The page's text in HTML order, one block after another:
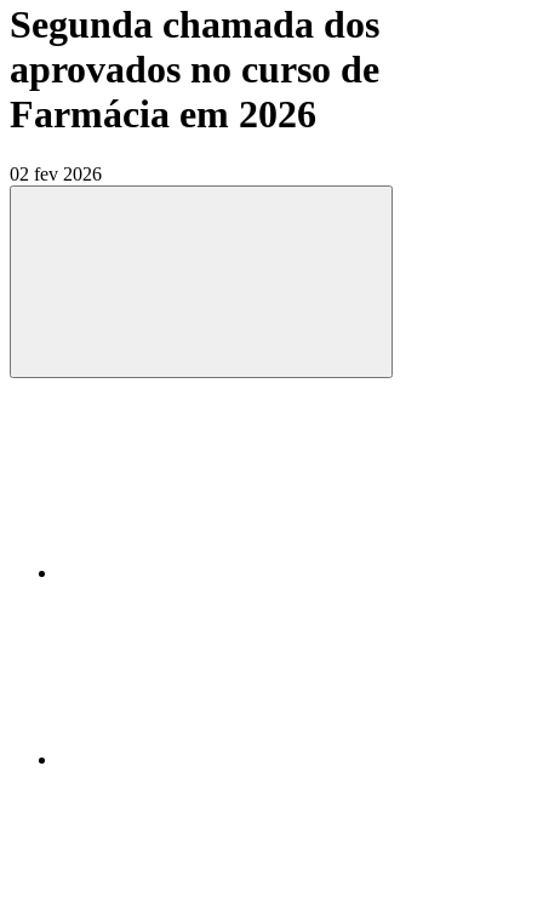
Segunda chamada dos
aprovados no curso de
Farmácia em 2026
02 fev 2026
Compartilhar